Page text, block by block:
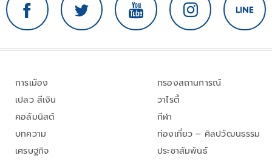
การเมือง
เปลว สีเงิน
คอลัมนิสต์
บทความ
เศรษฐกิจ
กรองสถานการณ์
วาไรตี้
กีฬา
ท่องเที่ยว – ศิลปวัฒนธรรม
ประชาสัมพันธ์